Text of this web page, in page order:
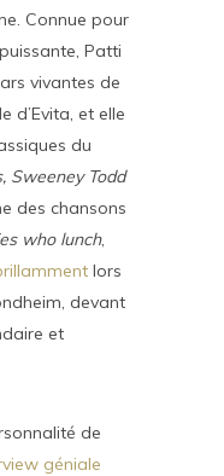
Connue pour
Patti
vivantes de
d’Evita, et elle
du
Sweeney Todd
des chansons
who lunch,
lors
devant
et
de
géniale